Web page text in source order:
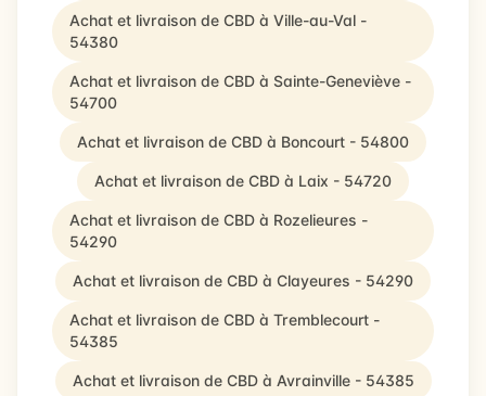
Achat et livraison de CBD à Ville-au-Val -
54380
Achat et livraison de CBD à Sainte-Geneviève -
54700
Achat et livraison de CBD à Boncourt - 54800
Achat et livraison de CBD à Laix - 54720
Achat et livraison de CBD à Rozelieures -
54290
Achat et livraison de CBD à Clayeures - 54290
Achat et livraison de CBD à Tremblecourt -
54385
Achat et livraison de CBD à Avrainville - 54385